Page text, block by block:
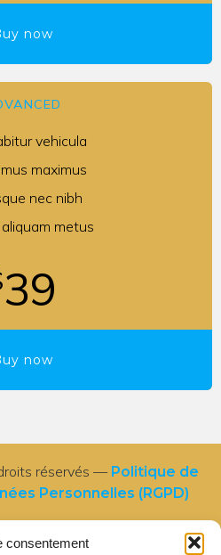
consentement
now
vehicula
maximus
nec nibh
metus
39
now
réservés — Politique de
Personnelles (RGPD)